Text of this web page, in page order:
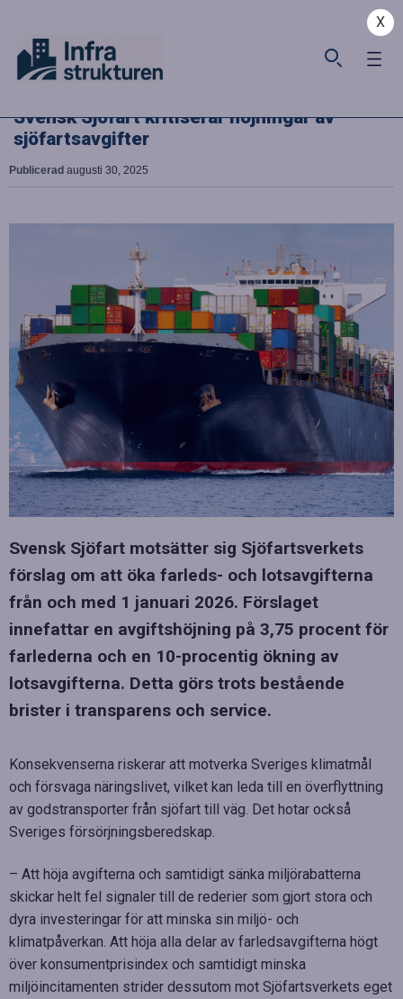
X
Svensk Sjöfart kritiserar höjningar av
sjöfartsavgifter
Publicerad augusti 30, 2025
Svensk Sjöfart motsätter sig Sjöfartsverkets
förslag om att öka farleds- och lotsavgifterna
från och med 1 januari 2026. Förslaget
innefattar en avgiftshöjning på 3,75 procent för
farlederna och en 10-procentig ökning av
lotsavgifterna. Detta görs trots bestående
brister i transparens och service.
Konsekvenserna riskerar att motverka Sveriges klimatmål
och försvaga näringslivet, vilket kan leda till en överflyttning
av godstransporter från sjöfart till väg. Det hotar också
Sveriges försörjningsberedskap.
– Att höja avgifterna och samtidigt sänka miljörabatterna
skickar helt fel signaler till de rederier som gjort stora och
dyra investeringar för att minska sin miljö- och
klimatpåverkan. Att höja alla delar av farledsavgifterna högt
över konsumentprisindex och samtidigt minska
miljöincitamenten strider dessutom mot Sjöfartsverkets eget